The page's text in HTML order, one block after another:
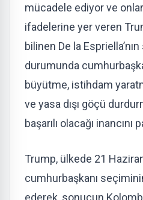
mücadele ediyor ve
ifadelerine yer veren
bilinen De la
durumunda
büyütme, istihdam
ve yasa dışı göçü
başarılı olacağı inancını
Trump, ülkede 21
cumhurbaşkanı
ederek, sonucun